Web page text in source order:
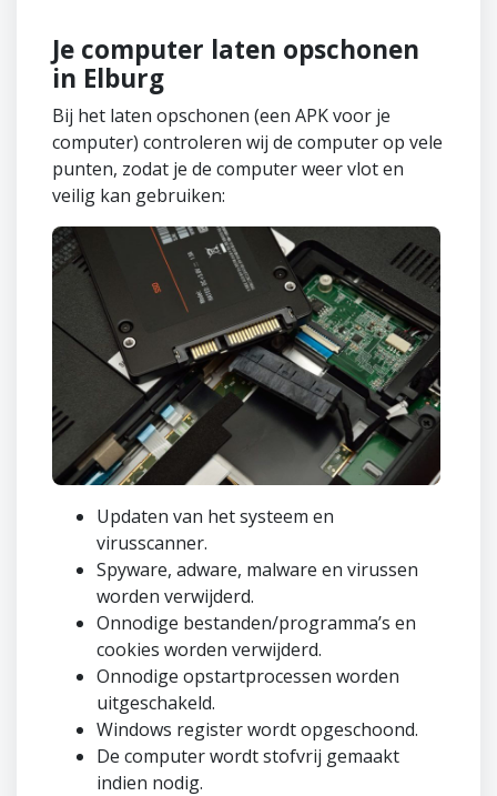
Je computer laten opschonen
in Elburg
Bij het laten opschonen (een APK voor je
computer) controleren wij de computer op vele
punten, zodat je de computer weer vlot en
veilig kan gebruiken:
Updaten van het systeem en
virusscanner.
Spyware, adware, malware en virussen
worden verwijderd.
Onnodige bestanden/programma’s en
cookies worden verwijderd.
Onnodige opstartprocessen worden
uitgeschakeld.
Windows register wordt opgeschoond.
De computer wordt stofvrij gemaakt
indien nodig.